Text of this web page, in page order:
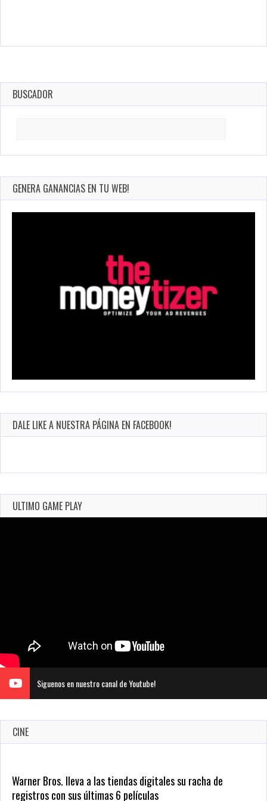
BUSCADOR
GENERA GANANCIAS EN TU WEB!
DALE LIKE A NUESTRA PÁGINA EN FACEBOOK!
ULTIMO GAME PLAY
Siguenos en nuestro canal de Youtube!
CINE
CRUNCHYROLL ANUNCIA FECHA DE ESTRENO EN CINES DE
JUJUTSU KAISEN: EJECUCIÓN